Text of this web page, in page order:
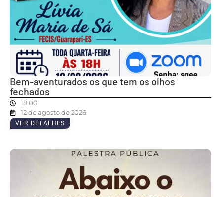
Bem-aventurados os que tem os olhos
fechados
18:00
12 de agosto de 2026
VER DETALHES